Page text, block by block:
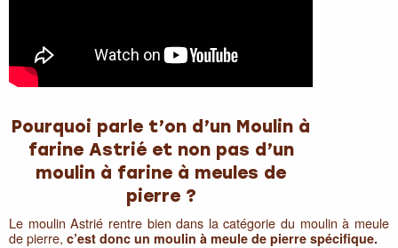
Pourquoi parle t’on d’un Moulin à
farine Astrié et non pas d’un
moulin à farine à meules de
pierre ?
Le moulin Astrié rentre bien dans la catégorie du moulin à meule
de pierre, c’est donc un moulin à meule de pierre spécifique.